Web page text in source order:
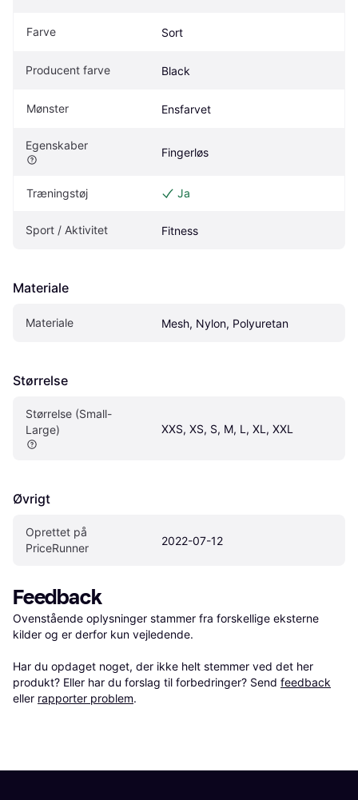
Farve Sort
Producent farve Black
Mønster Ensfarvet
Egenskaber
Fingerløs
Træningstøj Ja
Sport / Aktivitet Fitness
Materiale
Materiale Mesh, Nylon, Polyuretan
Størrelse
Størrelse (Small-
Large)
XXS, XS, S, M, L, XL, XXL
Øvrigt
Oprettet på
PriceRunner
2022-07-12
Feedback
Ovenstående oplysninger stammer fra forskellige eksterne
kilder og er derfor kun vejledende.
Har du opdaget noget, der ikke helt stemmer ved det her
produkt? Eller har du forslag til forbedringer? Send feedback
eller rapporter problem.